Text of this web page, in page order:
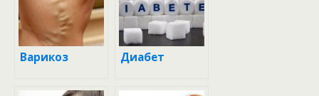
Варикоз Диабет